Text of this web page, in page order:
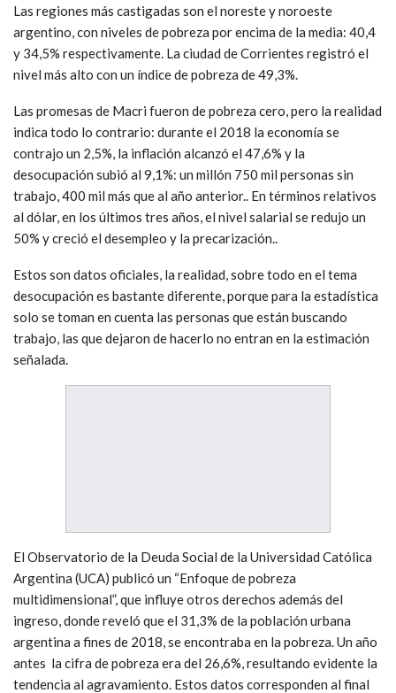
Las regiones más castigadas son el noreste y noroeste
argentino, con niveles de pobreza por encima de la media: 40,4
y 34,5% respectivamente. La ciudad de Corrientes registró el
nivel más alto con un índice de pobreza de 49,3%.
Las promesas de Macri fueron de pobreza cero, pero la realidad
indica todo lo contrario: durante el 2018 la economía se
contrajo un 2,5%, la inflación alcanzó el 47,6% y la
desocupación subió al 9,1%: un millón 750 mil personas sin
trabajo, 400 mil más que al año anterior.. En términos relativos
al dólar, en los últimos tres años, el nivel salarial se redujo un
50% y creció el desempleo y la precarización..
Estos son datos oficiales, la realidad, sobre todo en el tema
desocupación es bastante diferente, porque para la estadística
solo se toman en cuenta las personas que están buscando
trabajo, las que dejaron de hacerlo no entran en la estimación
señalada.
El Observatorio de la Deuda Social de la Universidad Católica
Argentina (UCA) publicó un “Enfoque de pobreza
multidimensional”, que influye otros derechos además del
ingreso, donde reveló que el 31,3% de la población urbana
argentina a fines de 2018, se encontraba en la pobreza. Un año
antes la cifra de pobreza era del 26,6%, resultando evidente la
tendencia al agravamiento. Estos datos corresponden al final